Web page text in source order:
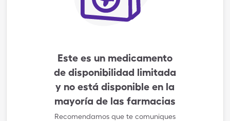
Este es un medicamento
de disponibilidad limitada
y no está disponible en la
mayoría de las farmacias
Recomendamos que te comuniques